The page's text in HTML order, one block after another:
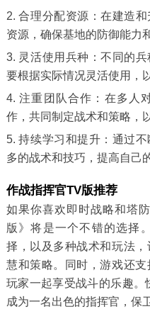
2. 合理分配资源：在建造
资源，确保基地的防御能力
3. 灵活使用兵种：不同的
要根据实际情况灵活使用，
4. 注重团队合作：在多人
作，共同制定战术和策略，
5. 持续学习和提升：通过
多的战术和技巧，提高自己
作战指挥官TV版推荐
如果你喜欢即时战略和塔
版》将是一个不错的选择
择，以及多种战术和玩法
慧和策略。同时，游戏还
玩家一起享受战斗的乐趣。
成为一名出色的指挥官，保